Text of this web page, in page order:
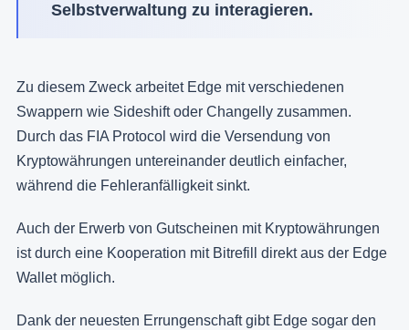
Selbstverwaltung zu interagieren.
Zu diesem Zweck arbeitet Edge mit verschiedenen
Swappern wie Sideshift oder Changelly zusammen.
Durch das FIA Protocol wird die Versendung von
Kryptowährungen untereinander deutlich einfacher,
während die Fehleranfälligkeit sinkt.
Auch der Erwerb von Gutscheinen mit Kryptowährungen
ist durch eine Kooperation mit Bitrefill direkt aus der Edge
Wallet möglich.
Dank der neuesten Errungenschaft gibt Edge sogar den